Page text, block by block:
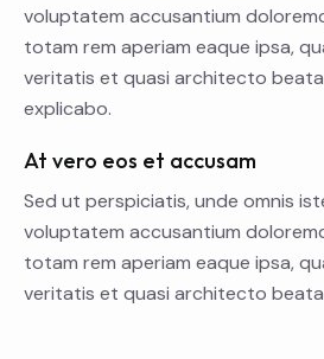
voluptatem accusantium
totam rem aperiam eaque ipsa,
veritatis et quasi architecto
explicabo.
At vero eos et accusam
Sed ut perspiciatis, unde omnis
voluptatem accusantium
totam rem aperiam eaque ipsa,
veritatis et quasi architecto